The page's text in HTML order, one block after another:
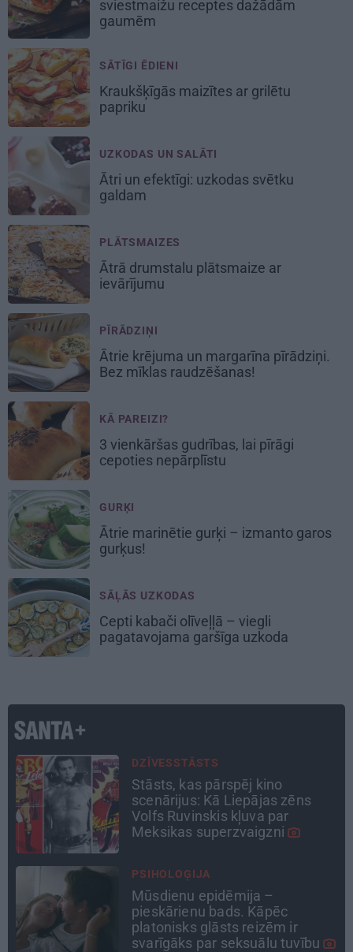
sviestmaižu receptes dažādām
gaumēm
SĀTĪGI ĒDIENI
Kraukšķīgās maizītes ar grilētu
papriku
UZKODAS UN SALĀTI
Ātri un efektīgi: uzkodas svētku
galdam
PLĀTSMAIZES
Ātrā drumstalu plātsmaize ar
ievārījumu
PĪRĀDZIŅI
Ātrie krējuma un margarīna pīrādziņi.
Bez mīklas raudzēšanas!
KĀ PAREIZI?
3 vienkāršas gudrības, lai pīrāgi
cepoties nepārplīstu
GURĶI
Ātrie marinētie gurķi – izmanto garos
gurķus!
SĀĻĀS UZKODAS
Cepti kabači olīveļļā – viegli
pagatavojama garšīga uzkoda
CIEMOS
Kas slēpjas Kuldīgas vecpilsētas
pagalmos? Dārzi, kuros atļauts
būt nepieklājīgi ziņkārīgam
TAVS ĀRSTS
«Manā kabinetā bijusi teju visa
Liepāja.» Ārste Ingrīda
Gardovska par vairāk nekā 50
gadiem medicīnā